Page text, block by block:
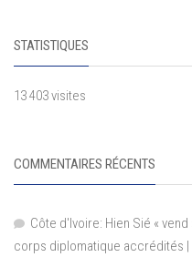
STATISTIQUES
13 403 visites
COMMENTAIRES RÉCENTS
Côte d'Ivoire: Hien Sié «
corps diplomatique accrédités |